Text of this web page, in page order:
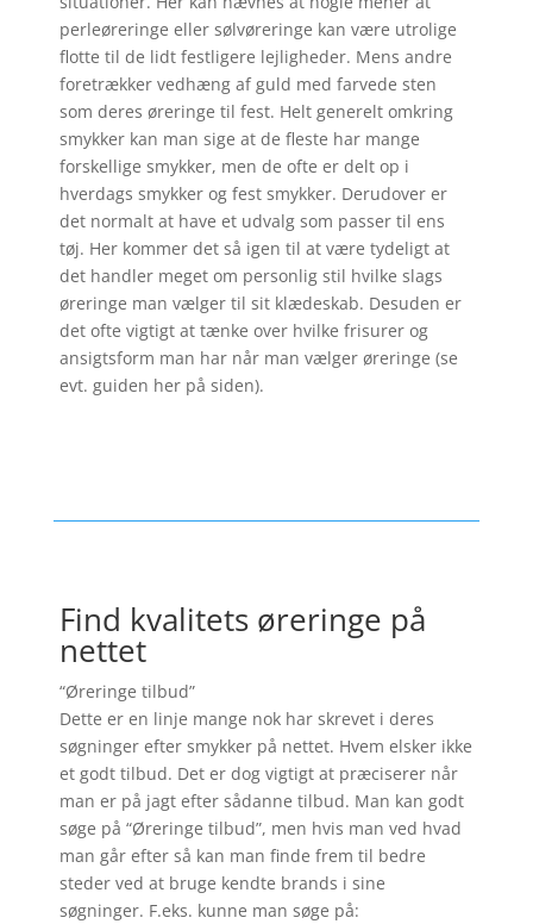
perleøreringe eller sølvøreringe kan være utrolige
flotte til de lidt festligere lejligheder. Mens andre
foretrækker vedhæng af guld med farvede sten
som deres øreringe til fest. Helt generelt omkring
smykker kan man sige at de fleste har mange
forskellige smykker, men de ofte er delt op i
hverdags smykker og fest smykker. Derudover er
det normalt at have et udvalg som passer til ens
tøj. Her kommer det så igen til at være tydeligt at
det handler meget om personlig stil hvilke slags
øreringe man vælger til sit klædeskab. Desuden er
det ofte vigtigt at tænke over hvilke frisurer og
ansigtsform man har når man vælger øreringe (se
evt. guiden her på siden).
Find kvalitets øreringe på
nettet
“Øreringe tilbud”
Dette er en linje mange nok har skrevet i deres
søgninger efter smykker på nettet. Hvem elsker ikke
et godt tilbud. Det er dog vigtigt at præciserer når
man er på jagt efter sådanne tilbud. Man kan godt
søge på “Øreringe tilbud”, men hvis man ved hvad
man går efter så kan man finde frem til bedre
steder ved at bruge kendte brands i sine
søgninger. F.eks. kunne man søge på: